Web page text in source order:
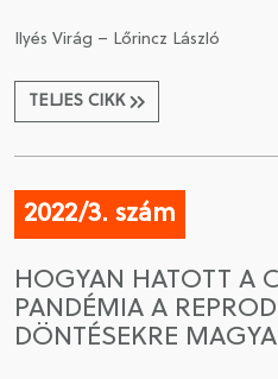
Ilyés Virág – Lőrincz László
TELJES CIKK
2022/3. szám
HOGYAN HATOTT A
PANDÉMIA A
DÖNTÉSEKRE